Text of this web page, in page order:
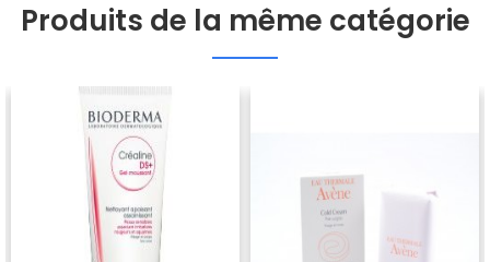
Produits de la même catégorie